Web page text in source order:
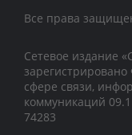
Все права
Сетевое издание
сфере связи,
коммуникаций
74283